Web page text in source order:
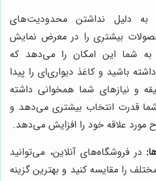
به دلیل نداشتن محدودیت‌های
بیشتری را در معرض نمایش
به شما این امکان را می‌دهد که
باشید و کاغذ دیواری‌ای را پیدا
و نیازهای شما همخوانی داشته
قدرت انتخاب بیشتری می‌دهد و
مورد علاقه خود را افزایش می‌دهد.
در فروشگاه‌های آنلاین، می‌توانید
را مقایسه کنید و بهترین گزینه